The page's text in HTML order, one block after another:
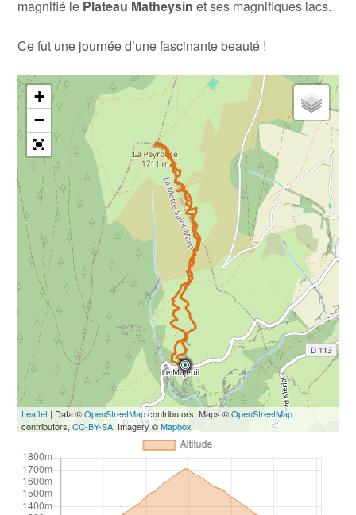
magnifié le Plateau Matheysin et ses magnifiques lacs.
Ce fut une journée d’une fascinante beauté !
+
−
Leaflet | Data ©OpenStreetMapcontributors, Maps ©OpenStreetMap
contributors,CC-BY-SA, Imagery ©Mapbox